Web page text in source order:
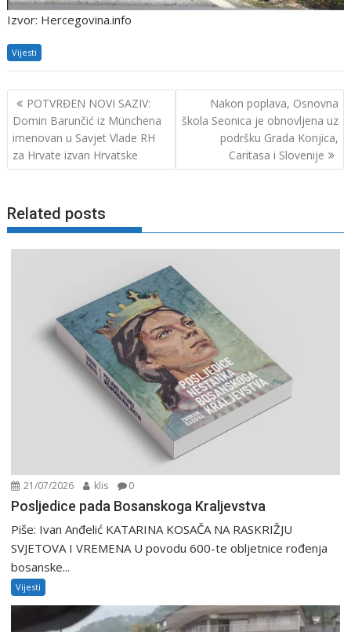
Izvor: Hercegovina.info
Vijesti
Navigacija
objava
POTVRĐEN NOVI SAZIV:
Domin Barunčić iz Münchena
imenovan u Savjet Vlade RH
za Hrvate izvan Hrvatske
Nakon poplava, Osnovna
škola Seonica je obnovljena uz
podršku Grada Konjica,
Caritasa i Slovenije
Related posts
21/07/2026 klis 0
Posljedice pada Bosanskoga Kraljevstva
Piše: Ivan Anđelić KATARINA KOSAČA NA RASKRIŽJU
SVJETOVA I VREMENA U povodu 600-te obljetnice rođenja
bosanske...
Vijesti